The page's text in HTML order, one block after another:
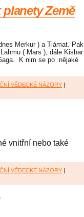
planety Země
Merkur ) a Tiámat. Pak
( Mars ), dále Kishar
K nim se po nějaké
VĚDECKÉ NÁZORY |
vnitřní nebo také
VĚDECKÉ NÁZORY |